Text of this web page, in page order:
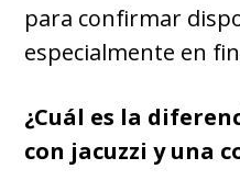
para confirmar
especialmente en
¿Cuál es la
con jacuzzi y una